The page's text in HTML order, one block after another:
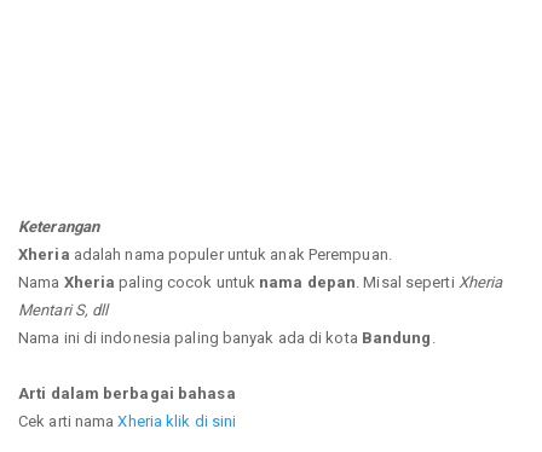
Keterangan
Xheria adalah nama populer untuk anak Perempuan.
Nama Xheria paling cocok untuk nama depan . Misal seperti Xheria
Mentari S, dll
Nama ini di indonesia paling banyak ada di kota Bandung
Arti dalam berbagai bahasa
Cek arti namaXheria klik di sini